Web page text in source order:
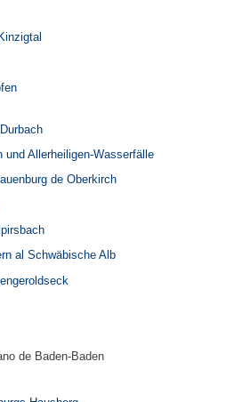
und Allerheiligen-Wasserfälle
de Oberkirch
al Schwäbische Alb
de Baden-Baden